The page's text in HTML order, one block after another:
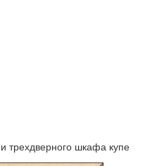
трехдверного шкафа купе